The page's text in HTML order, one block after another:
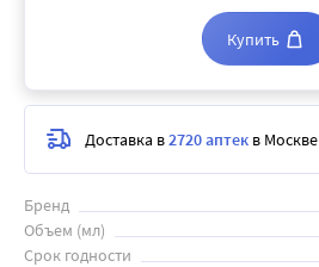
Бренд
Объем (мл)
Срок годности
Купить
Доставка в2720 аптек в Москве